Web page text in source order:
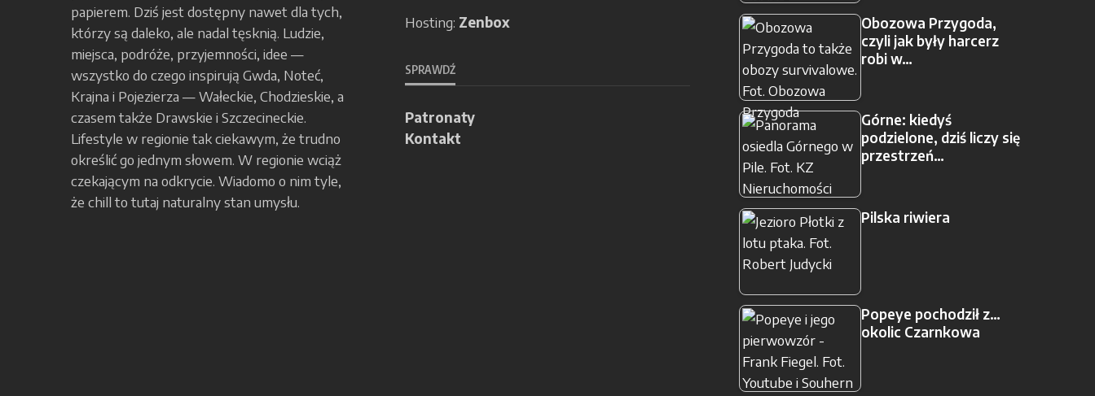
papierem. Dziś jest dostępny nawet dla tych,
którzy są daleko, ale nadal tęsknią. Ludzie,
miejsca, podróże, przyjemności, idee —
wszystko do czego inspirują Gwda, Noteć,
Krajna i Pojezierza — Wałeckie, Chodzieskie, a
czasem także Drawskie i Szczecineckie.
Lifestyle w regionie tak ciekawym, że trudno
określić go jednym słowem. W regionie wciąż
czekającym na odkrycie. Wiadomo o nim tyle,
że chill to tutaj naturalny stan umysłu.
Hosting: Zenbox
SPRAWDŹ
Patronaty
Kontakt
Obozowa Przygoda,
czyli jak były harcerz
robi w…
Górne: kiedyś
podzielone, dziś liczy się
przestrzeń…
Pilska riwiera
Popeye pochodził z…
okolic Czarnkowa